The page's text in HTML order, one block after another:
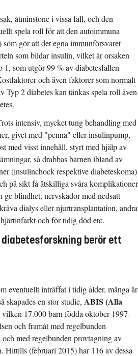
åtminstone i vissa fall, och den
spela roll för att den autoimmuna
som gör att det egna immunförsvaret
som bildar insulin, vilket är orsaken
1, som utgör 99 % av diabetesfallen
och även faktorer som normalt
Typ 2 diabetes kan tänkas spela roll även
intensiv, mycket tung behandling med
givet med "penna" eller insulinpump,
med visst innehåll, styrt med hjälp av
så drabbas barnen ibland av
(insulinchock respektive diabeteskoma)
på sikt få åtskilliga svåra komplikationer
ge blindhet, nervskador med nedsatt
dialys eller njurtransplantation, andra
och för tidig död etc.
berör ett
eventuellt inträffat i tidig ålder, många år
skapades en stor studie, ABIS (Alla
17.000 barn födda oktober 1997-
och framåt med regelbunden
med regelbunden provtagning av
Hittills (februari 2015) har 116 av dessa